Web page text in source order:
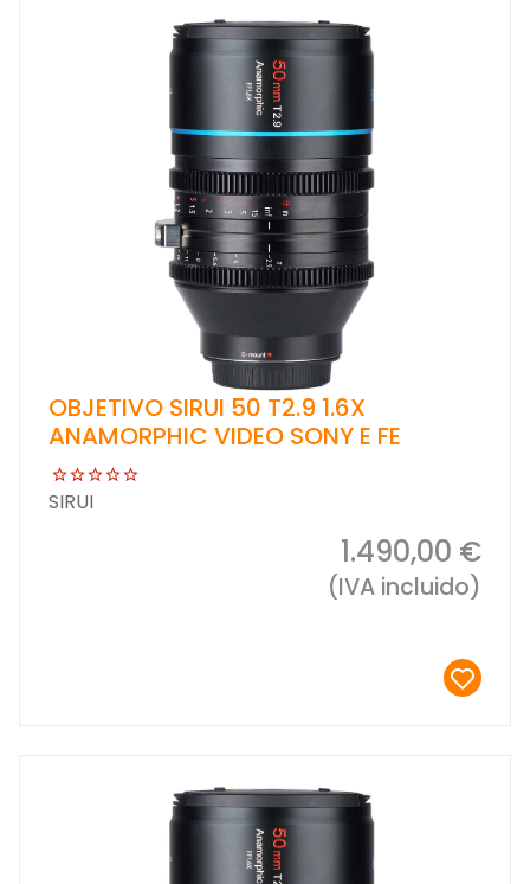
OBJETIVO SIRUI 50 T2.9 1.6X
ANAMORPHIC VIDEO SONY E FE
SIRUI
1.490,00 €
(IVA incluido)